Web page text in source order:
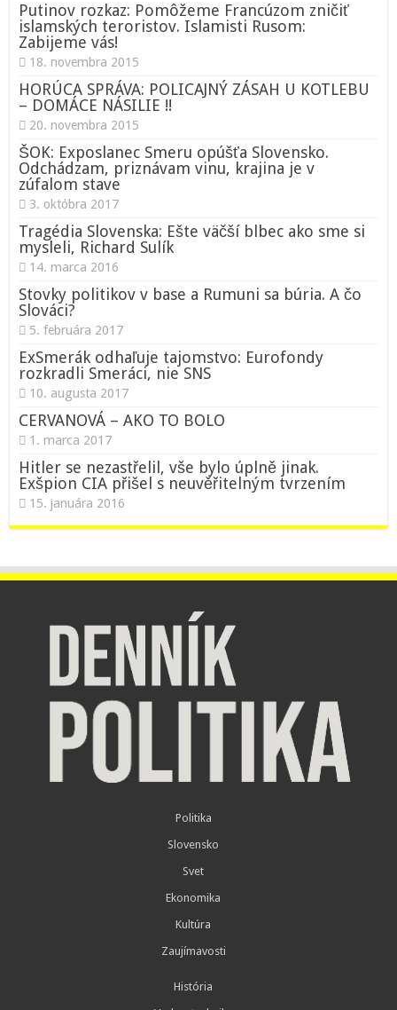
Putinov rozkaz: Pomôžeme Francúzom zničiť
islamských teroristov. Islamisti Rusom:
Zabijeme vás!
18. novembra 2015
HORÚCA SPRÁVA: POLICAJNÝ ZÁSAH U KOTLEBU
– DOMÁCE NÁSILIE !!
20. novembra 2015
ŠOK: Exposlanec Smeru opúšťa Slovensko.
Odchádzam, priznávam vinu, krajina je v
zúfalom stave
3. októbra 2017
Tragédia Slovenska: Ešte väčší blbec ako sme si
mysleli, Richard Sulík
14. marca 2016
Stovky politikov v base a Rumuni sa búria. A čo
Slováci?
5. februára 2017
ExSmerák odhaľuje tajomstvo: Eurofondy
rozkradli Smeráci, nie SNS
10. augusta 2017
CERVANOVÁ – AKO TO BOLO
1. marca 2017
Hitler se nezastřelil, vše bylo úplně jinak.
Exšpion CIA přišel s neuvěřitelným tvrzením
15. januára 2016
Politika
Slovensko
Svet
Ekonomika
Kultúra
Zaujímavosti
História